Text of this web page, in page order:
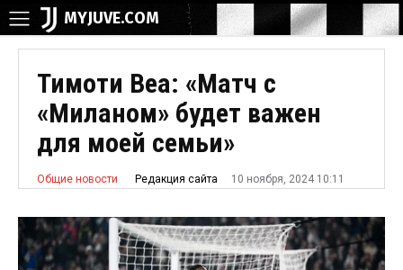
MYJUVE.COM
Тимоти Веа: «Матч с
«Миланом» будет важен
для моей семьи»
Общие новости Редакция сайта 10 ноября, 2024 10:11